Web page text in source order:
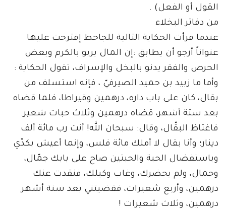
القول أو الفعل) .
من دفاتر البخلاء
عندما قرأت الحكاية التالية للجاحظ إقترحت عليها
عنواناً أرجو أن يطابق :إن المال يربو بالكرم وبعض
الحرص والفقر يدنو بالبخل والإسراف، تقول الحكاية :
وأما ما زبيد بن حميد الصيرفيّ ، فإنه استسلف من
بقال، كان على باب داره، درهمين وقيراطا، فلما قضاه
بعد ستة أشهر، قضاه درهمين وثلاث حبات شعير.
فاغتاظ البقّال، وقال: سبحان الله! أنت رب مائة ألف
دينار؛ وأنا بقال لا أملك مائة فلس، وإنما أعيش بكدّي
وباستفضال الحبة والحبتين صاح على بابك جمّال،
وحمال، ولم يحضرك، وغاب وكيلك، فنقدت عنك
درهمين، وأربع شعيرات، فقضيتني بعد سنة أشهر
درهمين، وثلاث شعيرات !